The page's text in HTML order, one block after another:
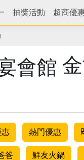
抽獎活動 超商優
惠 熱門優惠
爸 鮮友火鍋